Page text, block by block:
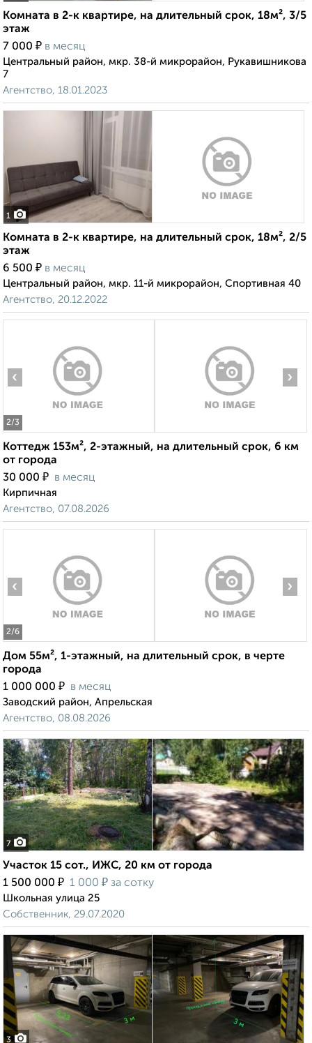
Комната в 2-к квартире, на длительный срок, 18м², 3/5
этаж
7 000 ₽ в месяц
Центральный район, мкр. 38-й микрорайон, Рукавишникова
7
Агентство, 18.01.2023
1
Комната в 2-к квартире, на длительный срок, 18м², 2/5
этаж
6 500 ₽ в месяц
Центральный район, мкр. 11-й микрорайон, Спортивная 40
Агентство, 20.12.2022
2/3
‹ ›
Коттедж 153м², 2-этажный, на длительный срок, 6 км
от города
30 000 ₽ в месяц
Кирпичная
Агентство, 07.08.2026
2/6
‹ ›
Дом 55м², 1-этажный, на длительный срок, в черте
города
1 000 000 ₽ в месяц
Заводский район, Апрельская
Агентство, 08.08.2026
7
Участок 15 сот., ИЖС, 20 км от города
1 500 000 ₽ 1 000 ₽ за сотку
Школьная улица 25
Собственник, 29.07.2020
3